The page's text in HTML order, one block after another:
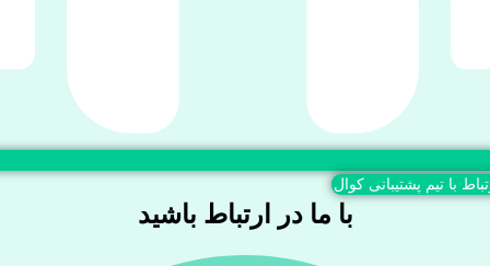
با تیم پشتیبانی کوال
با ما در ارتباط باشید